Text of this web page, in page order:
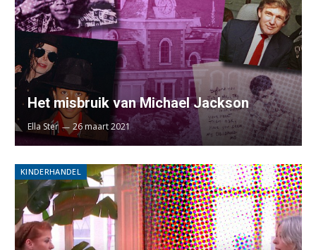
Het misbruik van Michael Jackson
Ella Ster 26 maart 2021
KINDERHANDEL